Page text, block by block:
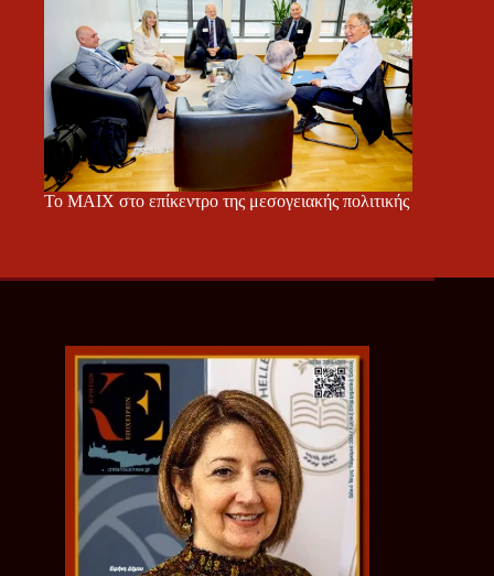
Το ΜΑΙΧ στο επίκεντρο της μεσογειακής πολιτικής